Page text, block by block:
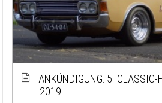
ANKÜNDIGUNG: 5. CLASSIC-
2019